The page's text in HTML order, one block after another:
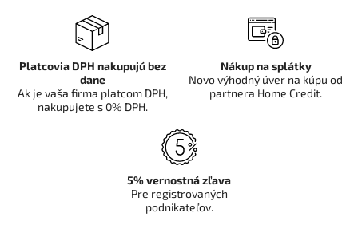
Platcovia DPH nakupujú bez
dane
Ak je vaša firma platcom DPH,
nakupujete s 0% DPH.
Nákup na splátky
Novo výhodný úver na kúpu od
partnera Home Credit.
5% vernostná zľava
Pre registrovaných
podnikateľov.